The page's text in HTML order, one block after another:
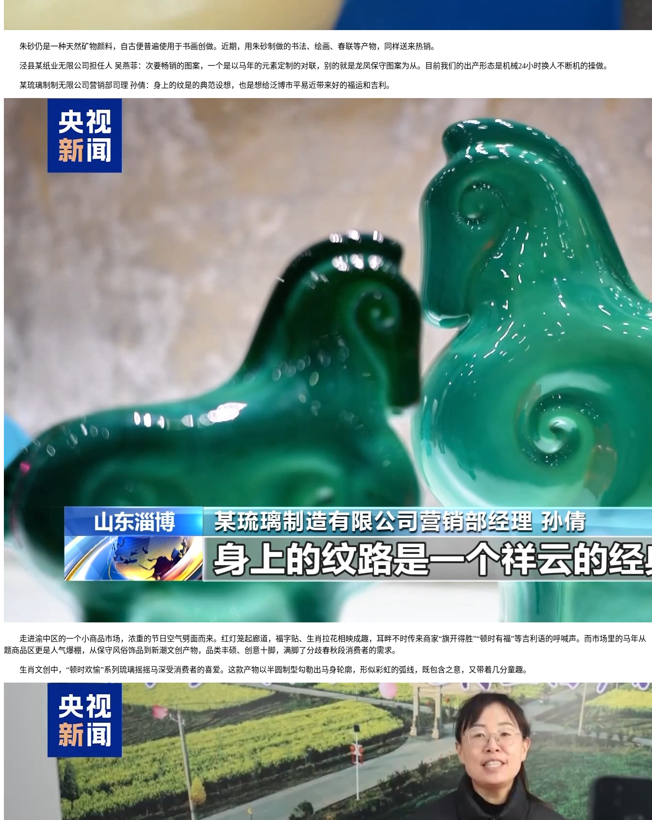
朱砂仍是一种天然矿物颜料，自古便普遍使用于书画创做。近期，用朱砂制做的书法、绘画、春联等产物，同样送来热销。
泾县某纸业无限公司担任人 吴燕菲：次要畅销的图案，一个是以马年的元素定制的对联，别的就是龙凤保守图案为从。目前我们的出产形态是机械24小时换人不断机的操做。
某琉璃制制无限公司营销部司理 孙倩：身上的纹是的典范设想，也是想给泛博市平易近带来好的福运和吉利。
走进渝中区的一个小商品市场，浓重的节日空气劈面而来。红灯笼起廊道，福字贴、生肖拉花相映成趣，耳畔不时传来商家“旗开得胜”“顿时有福”等吉利语的呼喊声。而市场里的马年从
题商品区更是人气爆棚，从保守风俗饰品到新潮文创产物，品类丰硕、创意十脚，满脚了分歧春秋段消费者的需求。
生肖文创中，“顿时欢愉”系列琉璃摇摇马深受消费者的喜爱。这款产物以半圆制型勾勒出马身轮廓，形似彩虹的弧线，既包含之意，又带着几分童趣。